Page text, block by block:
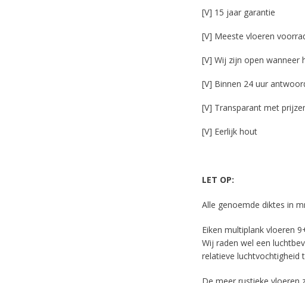
[V] 15 jaar garantie
[V] Meeste vloeren
[V] Wij zijn open wanneer
[V] Binnen 24 uur
[V] Transparant met
[V] Eerlijk hout
LET OP:
Alle genoemde diktes in
Eiken multiplank vloeren
Wij raden wel een
relatieve luchtvochtigheid